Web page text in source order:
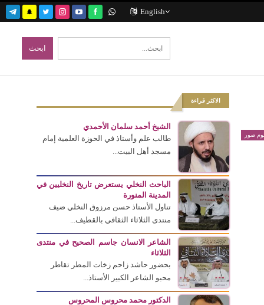
English
صور
الاكثر قراءة
الشيخ أحمد سلمان الأحمدي
طالب علم وأستاذ في الحوزة العلمية إمام
مسجد أهل البيت...
الباحث النخلي يستعرض تاريخ النخليين في
المدينة المنورة
تناول الأستاذ حسن مرزوق النخلي ضيف
منتدى الثلاثاء الثقافي بالقطيف...
الشاعر الانسان جاسم الصحيح في منتدى
الثلاثاء
بحضور حاشد زاحم زخات المطر تقاطر
محبو الشاعر الكبير الأستاذ...
الدكتور محمد محروس المحروس